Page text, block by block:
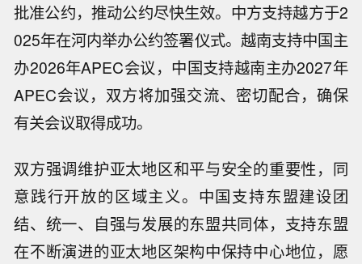
批准公约，推动公约尽快生效。中方支持越方于2
025年在河内举办公约签署仪式。越南支持中国主
办2026年APEC会议，中国支持越南主办2027年
APEC会议，双方将加强交流、密切配合，确保
有关会议取得成功。
双方强调维护亚太地区和平与安全的重要性，同
意践行开放的区域主义。中国支持东盟建设团
结、统一、自强与发展的东盟共同体，支持东盟
在不断演进的亚太地区架构中保持中心地位，愿